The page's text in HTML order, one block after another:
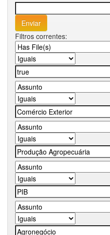
Filtros correntes: